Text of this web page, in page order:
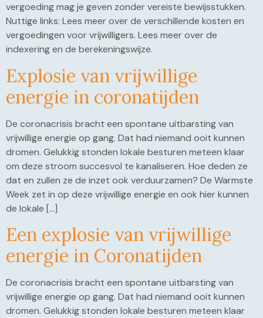
vergoeding mag je geven zonder vereiste bewijsstukken.
Nuttige links: Lees meer over de verschillende kosten en
vergoedingen voor vrijwilligers. Lees meer over de
indexering en de berekeningswijze.
Explosie van vrijwillige
energie in coronatijden
De coronacrisis bracht een spontane uitbarsting van
vrijwillige energie op gang. Dat had niemand ooit kunnen
dromen. Gelukkig stonden lokale besturen meteen klaar
om deze stroom succesvol te kanaliseren. Hoe deden ze
dat en zullen ze de inzet ook verduurzamen? De Warmste
Week zet in op deze vrijwillige energie en ook hier kunnen
de lokale […]
Een explosie van vrijwillige
energie in Coronatijden
De coronacrisis bracht een spontane uitbarsting van
vrijwillige energie op gang. Dat had niemand ooit kunnen
dromen. Gelukkig stonden lokale besturen meteen klaar